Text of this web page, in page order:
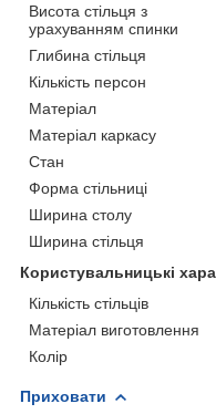
Висота стільця з
урахуванням спинки
Глибина стільця
Кількість персон
Матеріал
Матеріал каркасу
Стан
Форма стільниці
Ширина столу
Ширина стільця
Користувальницькі
Кількість стільців
Матеріал виготовлення
Колір
Приховати